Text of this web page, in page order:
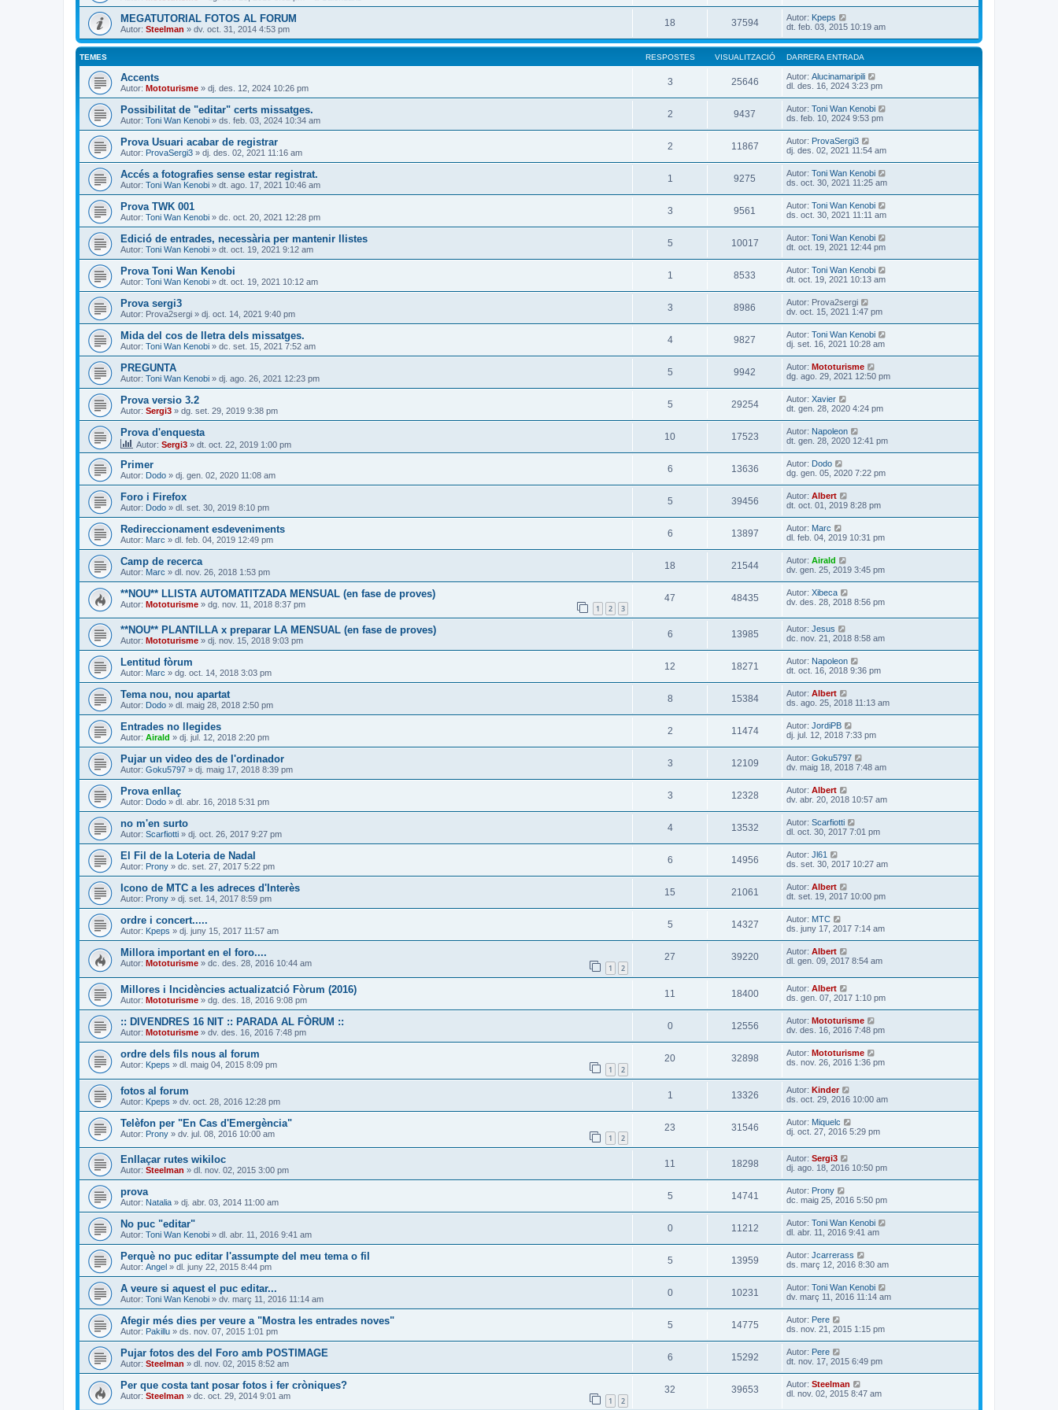
MEGATUTORIAL FOTOS AL FORUM
Autor: Steelman » dv. oct. 31, 2014 4:53 pm
18 37594 Autor: Kpeps
dt. feb. 03, 2015 10:19 am
TEMES RESPOSTES VISUALITZACIÓ DARRERA ENTRADA
Accents
Autor: Mototurisme » dj. des. 12, 2024 10:26 pm
3 25646 Autor: Alucinamaripili
dl. des. 16, 2024 3:23 pm
Possibilitat de "editar" certs missatges.
Autor: Toni Wan Kenobi » ds. feb. 03, 2024 10:34 am
2 9437 Autor: Toni Wan Kenobi
ds. feb. 10, 2024 9:53 pm
Prova Usuari acabar de registrar
Autor: ProvaSergi3 » dj. des. 02, 2021 11:16 am
2 11867 Autor: ProvaSergi3
dj. des. 02, 2021 11:54 am
Accés a fotografies sense estar registrat.
Autor: Toni Wan Kenobi » dt. ago. 17, 2021 10:46 am
1 9275 Autor: Toni Wan Kenobi
ds. oct. 30, 2021 11:25 am
Prova TWK 001
Autor: Toni Wan Kenobi » dc. oct. 20, 2021 12:28 pm
3 9561 Autor: Toni Wan Kenobi
ds. oct. 30, 2021 11:11 am
Edició de entrades, necessària per mantenir llistes
Autor: Toni Wan Kenobi » dt. oct. 19, 2021 9:12 am
5 10017 Autor: Toni Wan Kenobi
dt. oct. 19, 2021 12:44 pm
Prova Toni Wan Kenobi
Autor: Toni Wan Kenobi » dt. oct. 19, 2021 10:12 am
1 8533 Autor: Toni Wan Kenobi
dt. oct. 19, 2021 10:13 am
Prova sergi3
Autor: Prova2sergi » dj. oct. 14, 2021 9:40 pm
3 8986 Autor: Prova2sergi
dv. oct. 15, 2021 1:47 pm
Mida del cos de lletra dels missatges.
Autor: Toni Wan Kenobi » dc. set. 15, 2021 7:52 am
4 9827 Autor: Toni Wan Kenobi
dj. set. 16, 2021 10:28 am
PREGUNTA
Autor: Toni Wan Kenobi » dj. ago. 26, 2021 12:23 pm
5 9942 Autor: Mototurisme
dg. ago. 29, 2021 12:50 pm
Prova versio 3.2
Autor: Sergi3 » dg. set. 29, 2019 9:38 pm
5 29254 Autor: Xavier
dt. gen. 28, 2020 4:24 pm
Prova d'enquesta
Autor: Sergi3 » dt. oct. 22, 2019 1:00 pm
10 17523 Autor: Napoleon
dt. gen. 28, 2020 12:41 pm
Primer
Autor: Dodo » dj. gen. 02, 2020 11:08 am
6 13636 Autor: Dodo
dg. gen. 05, 2020 7:22 pm
Foro i Firefox
Autor: Dodo » dl. set. 30, 2019 8:10 pm
5 39456 Autor: Albert
dt. oct. 01, 2019 8:28 pm
Redireccionament esdeveniments
Autor: Marc » dl. feb. 04, 2019 12:49 pm
6 13897 Autor: Marc
dl. feb. 04, 2019 10:31 pm
Camp de recerca
Autor: Marc » dl. nov. 26, 2018 1:53 pm
18 21544 Autor: Airald
dv. gen. 25, 2019 3:45 pm
**NOU** LLISTA AUTOMATITZADA MENSUAL (en fase de proves)
Autor: Mototurisme » dg. nov. 11, 2018 8:37 pm 1 2 3
47 48435 Autor: Xibeca
dv. des. 28, 2018 8:56 pm
**NOU** PLANTILLA x preparar LA MENSUAL (en fase de proves)
Autor: Mototurisme » dj. nov. 15, 2018 9:03 pm
6 13985 Autor: Jesus
dc. nov. 21, 2018 8:58 am
Lentitud fòrum
Autor: Marc » dg. oct. 14, 2018 3:03 pm
12 18271 Autor: Napoleon
dt. oct. 16, 2018 9:36 pm
Tema nou, nou apartat
Autor: Dodo » dl. maig 28, 2018 2:50 pm
8 15384 Autor: Albert
ds. ago. 25, 2018 11:13 am
Entrades no llegides
Autor: Airald » dj. jul. 12, 2018 2:20 pm
2 11474 Autor: JordiPB
dj. jul. 12, 2018 7:33 pm
Pujar un video des de l'ordinador
Autor: Goku5797 » dj. maig 17, 2018 8:39 pm
3 12109 Autor: Goku5797
dv. maig 18, 2018 7:48 am
Prova enllaç
Autor: Dodo » dl. abr. 16, 2018 5:31 pm
3 12328 Autor: Albert
dv. abr. 20, 2018 10:57 am
no m'en surto
Autor: Scarfiotti » dj. oct. 26, 2017 9:27 pm
4 13532 Autor: Scarfiotti
dl. oct. 30, 2017 7:01 pm
El Fil de la Loteria de Nadal
Autor: Prony » dc. set. 27, 2017 5:22 pm
6 14956 Autor: Jl61
ds. set. 30, 2017 10:27 am
Icono de MTC a les adreces d'Interès
Autor: Prony » dj. set. 14, 2017 8:59 pm
15 21061 Autor: Albert
dt. set. 19, 2017 10:00 pm
ordre i concert.....
Autor: Kpeps » dj. juny 15, 2017 11:57 am
5 14327 Autor: MTC
ds. juny 17, 2017 7:14 am
Millora important en el foro....
Autor: Mototurisme » dc. des. 28, 2016 10:44 am 1 2
27 39220 Autor: Albert
dl. gen. 09, 2017 8:54 am
Millores i Incidències actualizatció Fòrum (2016)
Autor: Mototurisme » dg. des. 18, 2016 9:08 pm
11 18400 Autor: Albert
ds. gen. 07, 2017 1:10 pm
:: DIVENDRES 16 NIT :: PARADA AL FÒRUM ::
Autor: Mototurisme » dv. des. 16, 2016 7:48 pm
0 12556 Autor: Mototurisme
dv. des. 16, 2016 7:48 pm
ordre dels fils nous al forum
Autor: Kpeps » dl. maig 04, 2015 8:09 pm 1 2
20 32898 Autor: Mototurisme
ds. nov. 26, 2016 1:36 pm
fotos al forum
Autor: Kpeps » dv. oct. 28, 2016 12:28 pm
1 13326 Autor: Kinder
ds. oct. 29, 2016 10:00 am
Telèfon per "En Cas d'Emergència"
Autor: Prony » dv. jul. 08, 2016 10:00 am 1 2
23 31546 Autor: Miquelc
dj. oct. 27, 2016 5:29 pm
Enllaçar rutes wikiloc
Autor: Steelman » dl. nov. 02, 2015 3:00 pm
11 18298 Autor: Sergi3
dj. ago. 18, 2016 10:50 pm
prova
Autor: Natalia » dj. abr. 03, 2014 11:00 am
5 14741 Autor: Prony
dc. maig 25, 2016 5:50 pm
No puc "editar"
Autor: Toni Wan Kenobi » dl. abr. 11, 2016 9:41 am
0 11212 Autor: Toni Wan Kenobi
dl. abr. 11, 2016 9:41 am
Perquè no puc editar l'assumpte del meu tema o fil
Autor: Angel » dl. juny 22, 2015 8:44 pm
5 13959 Autor: Jcarrerass
ds. març 12, 2016 8:30 am
A veure si aquest el puc editar...
Autor: Toni Wan Kenobi » dv. març 11, 2016 11:14 am
0 10231 Autor: Toni Wan Kenobi
dv. març 11, 2016 11:14 am
Afegir més dies per veure a "Mostra les entrades noves"
Autor: Pakillu » ds. nov. 07, 2015 1:01 pm
5 14775 Autor: Pere
ds. nov. 21, 2015 1:15 pm
Pujar fotos des del Foro amb POSTIMAGE
Autor: Steelman » dl. nov. 02, 2015 8:52 am
6 15292 Autor: Pere
dt. nov. 17, 2015 6:49 pm
Per que costa tant posar fotos i fer cròniques?
Autor: Steelman » dc. oct. 29, 2014 9:01 am 1 2
32 39653 Autor: Steelman
dl. nov. 02, 2015 8:47 am